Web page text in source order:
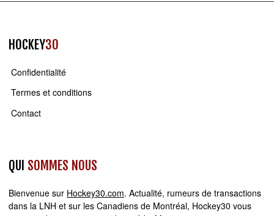
HOCKEY30
Confidentialité
Termes et conditions
Contact
QUI SOMMES NOUS
Bienvenue sur Hockey30.com. Actualité, rumeurs de transactions
dans la LNH et sur les Canadiens de Montréal, Hockey30 vous